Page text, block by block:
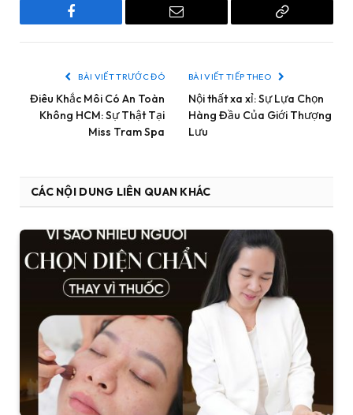
Facebook Email
Copy
BÀI VIẾT TRƯỚC ĐÓ
Điêu Khắc Môi Có An Toàn
Không HCM: Sự Thật Tại
Miss Tram Spa
BÀI VIẾT TIẾP THEO
Nội thất xa xỉ: Sự Lựa Chọn
Hàng Đầu Của Giới Thượng
Lưu
CÁC NỘI DUNG LIÊN QUAN KHÁC